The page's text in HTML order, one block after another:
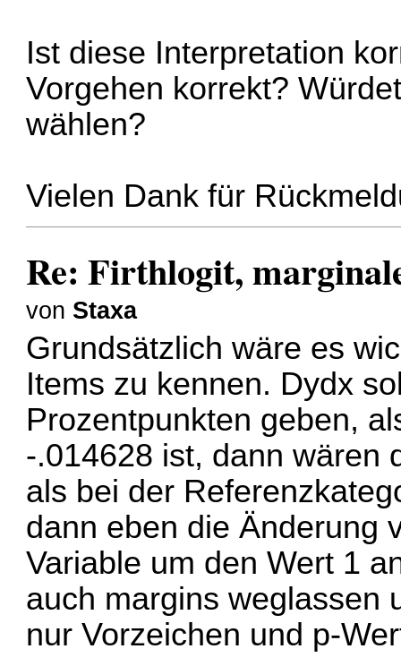
Ist diese Interpretation
Vorgehen korrekt?
wählen?
Vielen Dank für
Re: Firthlogit,
von Staxa
Grundsätzlich wäre es
Items zu kennen. Dydx
Prozentpunkten geben,
-.014628 ist, dann wären
als bei der
dann eben die Änderung
Variable um den Wert 1
auch margins weglassen
nur Vorzeichen und p-